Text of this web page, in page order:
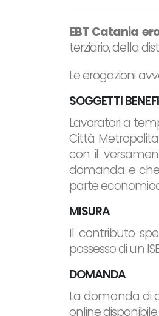
EBT Catania
terziario, della
Le erogazioni
SOGGETTI
Lavoratori a
Città
con il
domanda e che
parte
MISURA
Il contributo
possesso di un
DOMANDA
La domanda di
online